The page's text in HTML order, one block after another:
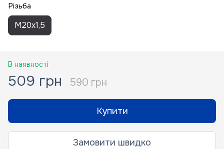
Різьба
M20x1,5
В наявності
509 грн 590 грн
Купити
Замовити швидко